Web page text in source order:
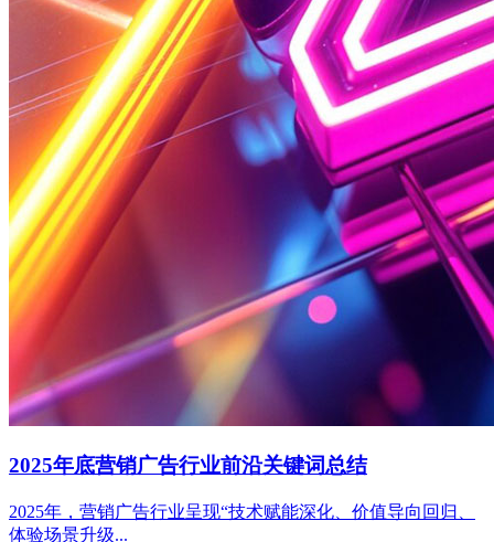
2025年底营销广告行业前沿关键词总结
2025年，营销广告行业呈现“技术赋能深化、价值导向回归、
体验场景升级...